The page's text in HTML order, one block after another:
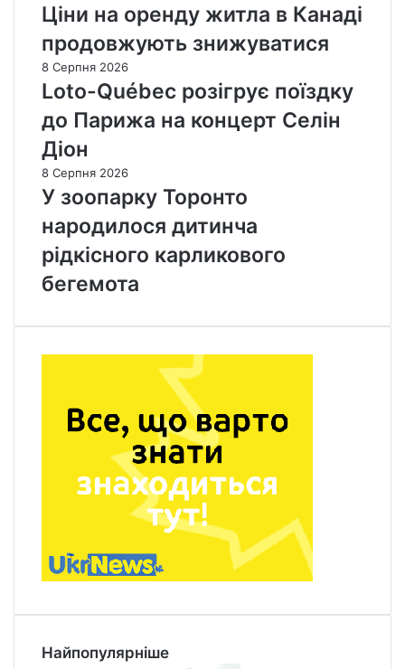
Ціни на оренду житла в Канаді
продовжують знижуватися
8 Серпня 2026
Loto-Québec розігрує поїздку
до Парижа на концерт Селін
Діон
8 Серпня 2026
У зоопарку Торонто
народилося дитинча
рідкісного карликового
бегемота
Найпопулярніше